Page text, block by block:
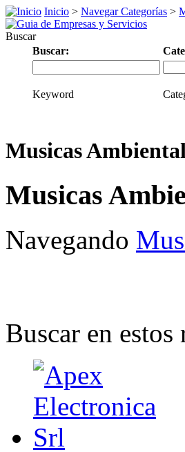
Inicio > Navegar Categorías >
Buscar
Buscar:
Keyword
Musicas
Musicas
Navegando
Buscar en estos